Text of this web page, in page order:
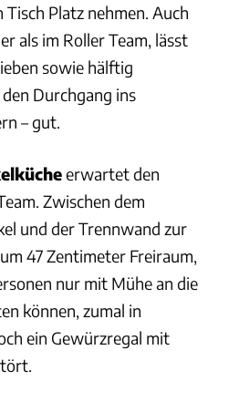
Tisch Platz nehmen. Auch
als im Roller Team, lässt
sowie hälftig
Durchgang ins
– gut.
erwartet den
Zwischen dem
und der Trennwand zur
47 Zentimeter Freiraum,
nur mit Mühe an die
können, zumal in
ein Gewürzregal mit